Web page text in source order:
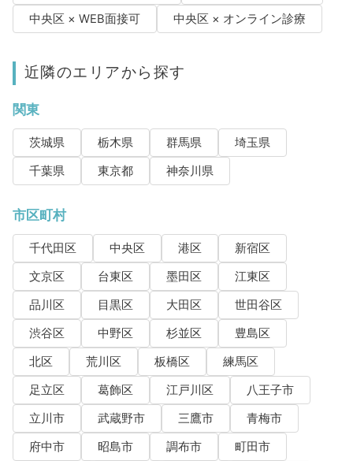
中央区 × WEB面接可
中央区 × オンライン診療
近隣のエリアから探す
関東
茨城県 栃木県 群馬県
埼玉県
千葉県
東京都 神奈川県
市区町村
千代田区 中央区 港区
新宿区
文京区
台東区 墨田区
江東区
品川区
目黒区 大田区
世田谷区
渋谷区
中野区 杉並区
豊島区
北区
荒川区 板橋区
練馬区
足立区
葛飾区 江戸川区
八王子市
立川市
武蔵野市 三鷹市
青梅市
府中市
昭島市 調布市
町田市